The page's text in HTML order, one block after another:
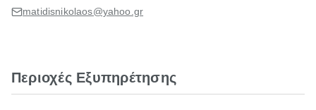
matidisnikolaos@yahoo.gr
Περιοχές Εξυπηρέτησης